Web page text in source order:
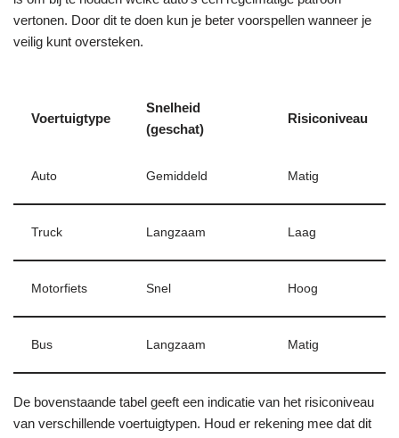
vertonen. Door dit te doen kun je beter voorspellen wanneer je
veilig kunt oversteken.
Voertuigtype
Snelheid
(geschat)
Risiconiveau
Auto Gemiddeld Matig
Truck Langzaam Laag
Motorfiets Snel Hoog
Bus Langzaam Matig
De bovenstaande tabel geeft een indicatie van het risiconiveau
van verschillende voertuigtypen. Houd er rekening mee dat dit